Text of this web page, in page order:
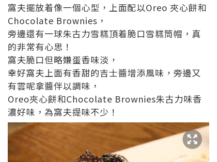
窩夫擺放着像一個心型，上面配以Oreo 夾心餅和
Chocolate Brownies，
旁邊還有一球朱古力雪糕頂着脆口雪糕筒帽，真
的非常有心思！
窩夫脆口但略嫌蛋香味淡，
幸好窩夫上面有香甜的吉士醬增添風味，旁邊又
有雲呢拿醬伴以調味，
Oreo夾心餅和Chocolate Brownies朱古力味香
濃好味，為窩夫提味不少！